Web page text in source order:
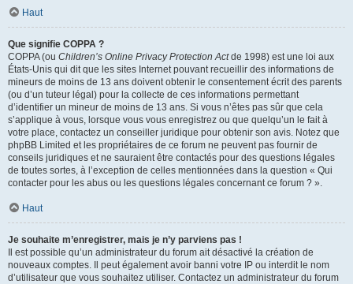
Haut
Que signifie COPPA ?
COPPA (ou Children’s Online Privacy Protection Actde 1998) est une loi aux
États-Unis qui dit que les sites Internet pouvant recueillir des informations de
mineurs de moins de 13 ans doivent obtenir le consentement écrit des parents
(ou d’un tuteur légal) pour la collecte de ces informations permettant
d’identifier un mineur de moins de 13 ans. Si vous n’êtes pas sûr que cela
s’applique à vous, lorsque vous vous enregistrez ou que quelqu’un le fait à
votre place, contactez un conseiller juridique pour obtenir son avis. Notez que
phpBB Limited et les propriétaires de ce forum ne peuvent pas fournir de
conseils juridiques et ne sauraient être contactés pour des questions légales
de toutes sortes, à l’exception de celles mentionnées dans la question « Qui
contacter pour les abus ou les questions légales concernant ce forum ? ».
Haut
Je souhaite m’enregistrer, mais je n’y parviens pas !
Il est possible qu’un administrateur du forum ait désactivé la création de
nouveaux comptes. Il peut également avoir banni votre IP ou interdit le nom
d’utilisateur que vous souhaitez utiliser. Contactez un administrateur du forum